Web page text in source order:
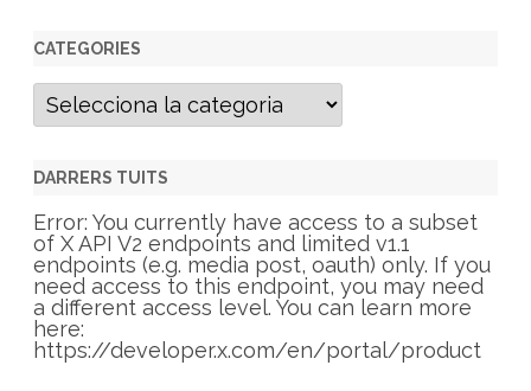
CATEGORIES
C
t
g
r
i
e
s
DARRERS TUITS
Error: You currently have access to a subset
of X API V2 endpoints and limited v1.1
endpoints (e.g. media post, oauth) only. If you
need access to this endpoint, you may need
a different access level. You can learn more
here:
https://developer.x.com/en/portal/product